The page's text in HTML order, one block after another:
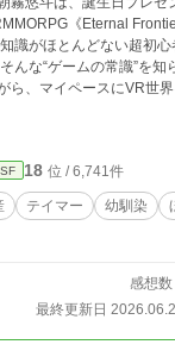
《Eternal
な“ゲームの常識”を知
、マイペースにVR世界を
いか？」 「この子、お腹
動こそが、普
繋がっていた。 モンスター用のご
した小さな魔物たちと
ていたはずなのに、いつ
しそうなのずるい』 ゲームだか
、自由すぎる幼馴染たち
く、ほのぼの日常
SF 18 位 / 6,741件
テイマー 幼馴染
感想数
最終更新日